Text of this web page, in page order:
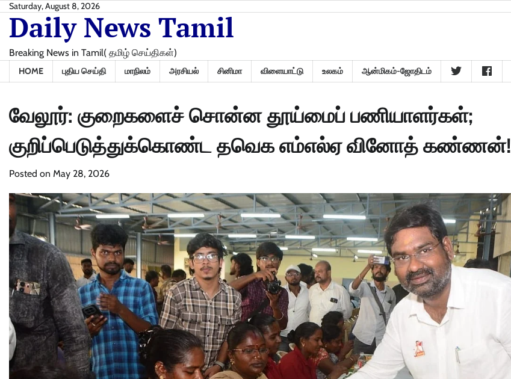
Skip
content
Saturday, August 8, 2026
Daily News Tamil
Breaking News in Tamil( தமிழ் செய்திகள்)
HOME புதிய செய்தி மாநிலம் அரசியல் சினிமா விளையாட்டு உலகம் ஆன்மிகம்-ஜோதிடம்
வேலூர்: குறைகளைச் சொன்ன தூய்மைப் பணியாளர்கள்;
குறிப்பெடுத்துக்கொண்ட தவெக எம்எல்ஏ வினோத் கண்ணன்!
Posted on May 28, 2026